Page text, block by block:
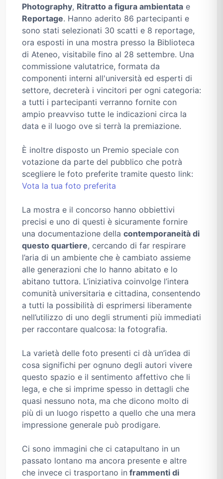
Photography, Ritratto a figura ambientata e
Reportage. Hanno aderito 86 partecipanti e
sono stati selezionati 30 scatti e 8 reportage,
ora esposti in una mostra presso la Biblioteca
di Ateneo, visitabile fino al 28 settembre. Una
commissione valutatrice, formata da
componenti interni all'università ed esperti di
settore, decreterà i vincitori per ogni categoria:
a tutti i partecipanti verranno fornite con
ampio preavviso tutte le indicazioni circa la
data e il luogo ove si terrà la premiazione.
È inoltre disposto un Premio speciale con
votazione da parte del pubblico che potrà
scegliere le foto preferite tramite questo link:
Vota la tua foto preferita
La mostra e il concorso hanno obbiettivi
precisi e uno di questi è sicuramente fornire
una documentazione della contemporaneità di
questo quartiere, cercando di far respirare
l’aria di un ambiente che è cambiato assieme
alle generazioni che lo hanno abitato e lo
abitano tuttora. L’iniziativa coinvolge l’intera
comunità universitaria e cittadina, consentendo
a tutti la possibilità di esprimersi liberamente
nell’utilizzo di uno degli strumenti più immediati
per raccontare qualcosa: la fotografia.
La varietà delle foto presenti ci dà un’idea di
cosa significhi per ognuno degli autori vivere
questo spazio e il sentimento affettivo che li
lega, e che si imprime spesso in dettagli che
quasi nessuno nota, ma che dicono molto di
più di un luogo rispetto a quello che una mera
impressione generale può prodigare.
Ci sono immagini che ci catapultano in un
passato lontano ma ancora presente e altre
che invece ci trasportano in frammenti di